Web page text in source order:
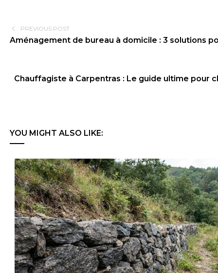
PREVIOUS POST
Aménagement de bureau à domicile : 3 solutions
Chauffagiste à Carpentras : Le guide ultime pour
YOU MIGHT ALSO LIKE: